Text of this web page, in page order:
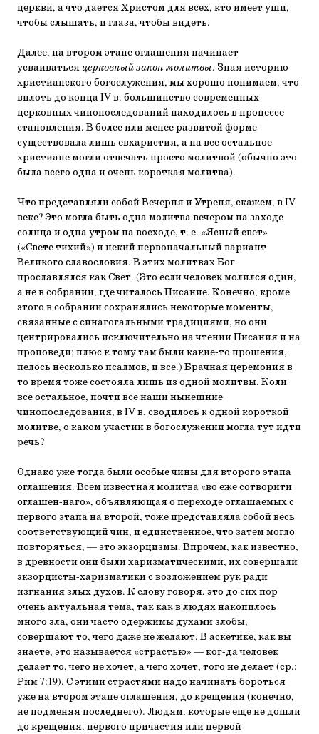
церкви, а что дается Христом для всех, кто имеет уши,
чтобы слышать, и глаза, чтобы видеть.
Далее, на втором этапе оглашения начинает
усваиватьсяцерковный закон молитвы. Зная историю
христианского богослужения, мы хорошо понимаем, что
вплоть до конца IV в. большинство современных
церковных чинопоследований находилось в процессе
становления. В более или менее развитой форме
существовала лишь евхаристия, а на все остальное
христиане могли отвечать просто молитвой (обычно это
была всего одна и очень короткая молитва).
Что представляли собой Вечерня и Утреня, скажем, в IV
веке? Это могла быть одна молитва вечером на заходе
солнца и одна утром на восходе, т. е. «Ясный свет»
(«Свете тихий») и некий первоначальный вариант
Великого славословия. В этих молитвах Бог
прославлялся как Свет. (Это если человек молился один,
а не в собрании, где читалось Писание. Конечно, кроме
этого в собрании сохранялись некоторые моменты,
связанные с синагогальными традициями, но они
центрировались исключительно на чтении Писания и на
проповеди; плюс к тому там были какие-то прошения,
пелось несколько псалмов, и все.) Брачная церемония в
то время тоже состояла лишь из одной молитвы. Коли
все остальное, почти все наши нынешние
чинопоследования, в IV в. сводилось к одной короткой
молитве, о каком участии в богослужении могла тут идти
речь?
Однако уже тогда были особые чины для второго этапа
оглашения. Всем известная молитва «во еже сотворити
оглашен-наго», объявляющая о переходе оглашаемых с
первого этапа на второй, тоже представляла собой весь
соответствующий чин, и единственное, что затем могло
повторяться, — это экзорцизмы. Впрочем, как известно,
в древности они были харизматическими, их совершали
экзорцисты-харизматики с возложением рук ради
изгнания злых духов. К слову говоря, это до сих пор
очень актуальная тема, так как в людях накопилось
много зла, они часто одержимы духами злобы,
совершают то, чего даже не желают. В аскетике, как вы
знаете, это называется «страстью» — ког-да человек
делает то, чего не хочет, а чего хочет, того не делает (ср.:
Рим 7:19). С этими страстями надо начинать бороться
уже на втором этапе оглашения, до крещения (конечно,
не подменяя последнего). Людям, которые еще не дошли
до крещения, первого причастия или первой